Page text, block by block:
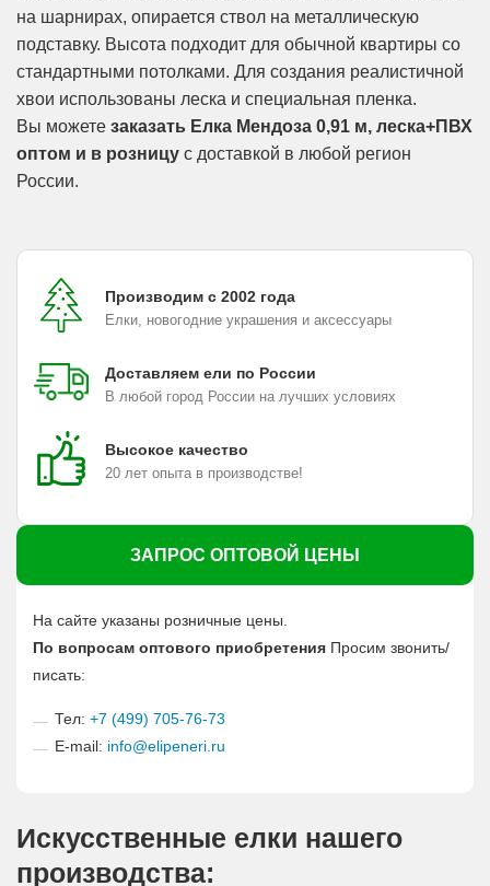
на шарнирах, опирается ствол на металлическую
подставку. Высота подходит для обычной квартиры со
стандартными потолками. Для создания реалистичной
хвои использованы леска и специальная пленка.
Вы можете заказать Елка Мендоза 0,91 м, леска+ПВХ
оптом и в розницу с доставкой в любой регион
России.
Производим с 2002 года
Елки, новогодние украшения и аксессуары
Доставляем ели по России
В любой город России на лучших условиях
Высокое качество
20 лет опыта в производстве!
ЗАПРОС ОПТОВОЙ ЦЕНЫ
На сайте указаны розничные цены.
По вопросам оптового приобретения Просим звонить/
писать:
Тел: +7 (499) 705-76-73
E-mail: info@elipeneri.ru
Искусственные елки нашего
производства: